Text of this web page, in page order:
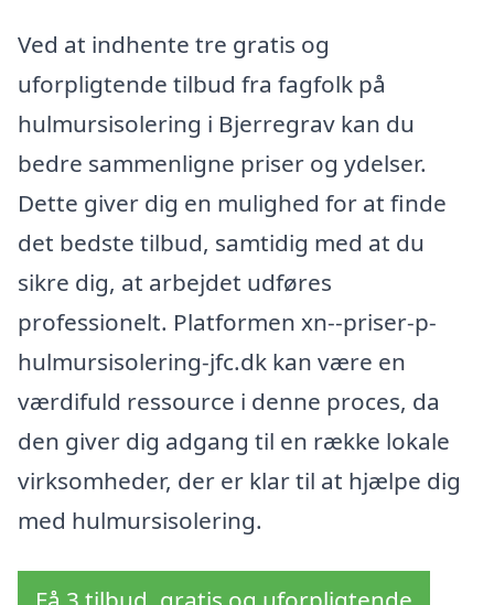
Ved at indhente tre gratis og
uforpligtende tilbud fra fagfolk på
hulmursisolering i Bjerregrav kan du
bedre sammenligne priser og ydelser.
Dette giver dig en mulighed for at finde
det bedste tilbud, samtidig med at du
sikre dig, at arbejdet udføres
professionelt. Platformen xn--priser-p-
hulmursisolering-jfc.dk kan være en
værdifuld ressource i denne proces, da
den giver dig adgang til en række lokale
virksomheder, der er klar til at hjælpe dig
med hulmursisolering.